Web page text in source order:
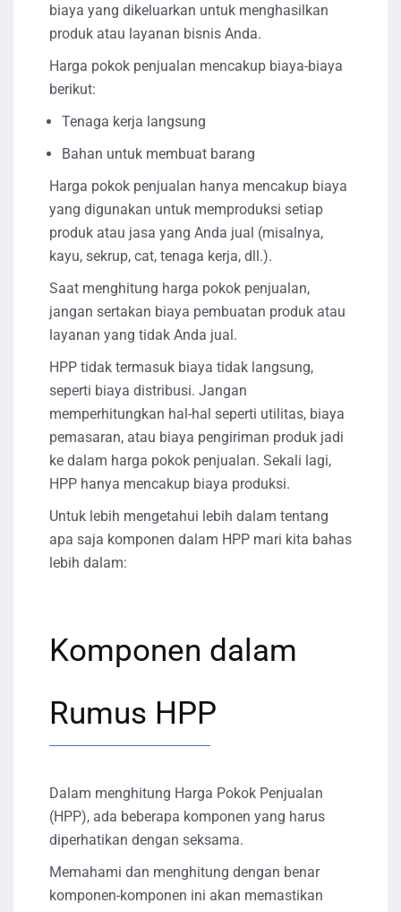
biaya yang dikeluarkan untuk menghasilkan
produk atau layanan bisnis Anda.
Harga pokok penjualan mencakup biaya-biaya
berikut:
Tenaga kerja langsung
Bahan untuk membuat barang
Harga pokok penjualan hanya mencakup biaya
yang digunakan untuk memproduksi setiap
produk atau jasa yang Anda jual (misalnya,
kayu, sekrup, cat, tenaga kerja, dll.).
Saat menghitung harga pokok penjualan,
jangan sertakan biaya pembuatan produk atau
layanan yang tidak Anda jual.
HPP tidak termasuk biaya tidak langsung,
seperti biaya distribusi. Jangan
memperhitungkan hal-hal seperti utilitas, biaya
pemasaran, atau biaya pengiriman produk jadi
ke dalam harga pokok penjualan. Sekali lagi,
HPP hanya mencakup biaya produksi.
Untuk lebih mengetahui lebih dalam tentang
apa saja komponen dalam HPP mari kita bahas
lebih dalam:
Komponen dalam
Rumus HPP
Dalam menghitung Harga Pokok Penjualan
(HPP), ada beberapa komponen yang harus
diperhatikan dengan seksama.
Memahami dan menghitung dengan benar
komponen-komponen ini akan memastikan